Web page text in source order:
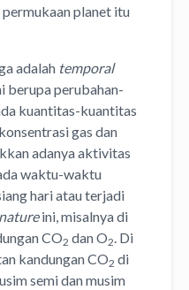
planet itu
adalah temporal
berupa perubahan-
kuantitas-kuantitas
gas dan
adanya aktivitas
waktu-waktu
hari atau terjadi
ini, misalnya di
CO2 dan O2. Di
kandungan CO2 di
semi dan musim